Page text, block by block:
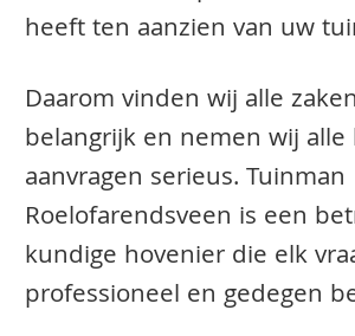
heeft ten aanzien van uw
Daarom vinden wij alle
belangrijk en nemen wij
aanvragen serieus. Tuinman
Roelofarendsveen is een
kundige hovenier die elk
professioneel en gedegen